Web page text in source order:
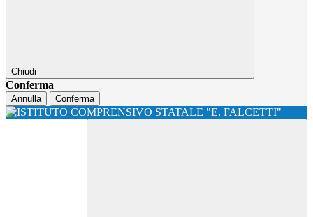
Chiudi
Conferma
Annulla Conferma